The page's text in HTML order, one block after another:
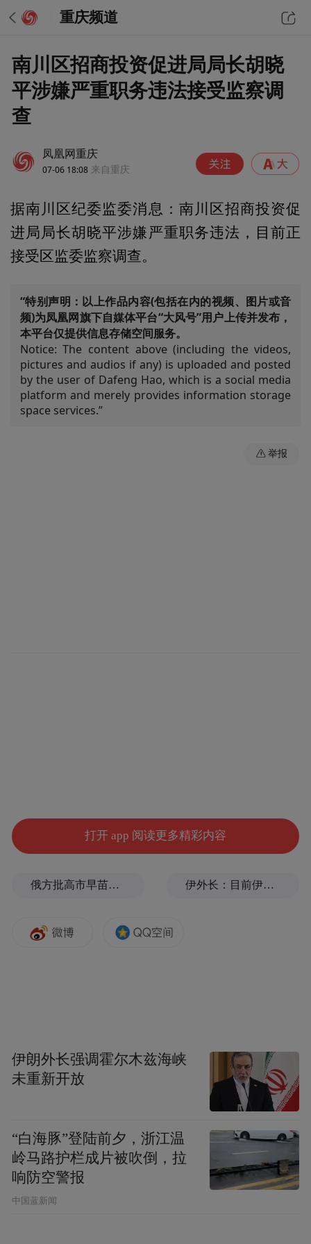
重庆频道
南川区招商投资促进局局长胡晓
平涉嫌严重职务违法接受监察调
查
凤凰网重庆
07-06 18:08 来自重庆
据南川区纪委监委消息：南川区招商投资促
进局局长胡晓平涉嫌严重职务违法，目前正
接受区监委监察调查。
“特别声明：以上作品内容(包括在内的视频、图片或音
频)为凤凰网旗下自媒体平台“大风号”用户上传并发布，
本平台仅提供信息存储空间服务。
Notice: The content above (including the videos,
pictures and audios if any) is uploaded and posted
by the user of Dafeng Hao, which is a social media
platform and merely provides information storage
space services.”
举报
打开 app 阅读更多精彩内容
俄方批高市早苗不敢点名美国：当年的原子弹是UFO扔的吗？ 伊外长：目前伊朗与美国之间没有进行任何谈判
伊朗外长强调霍尔木兹海峡
未重新开放
“白海豚”登陆前夕，浙江温
岭马路护栏成片被吹倒，拉
响防空警报
中国蓝新闻